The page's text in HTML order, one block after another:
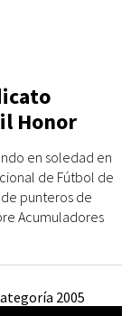
Honor
en soledad en
de Fútbol de
punteros de
Acumuladores